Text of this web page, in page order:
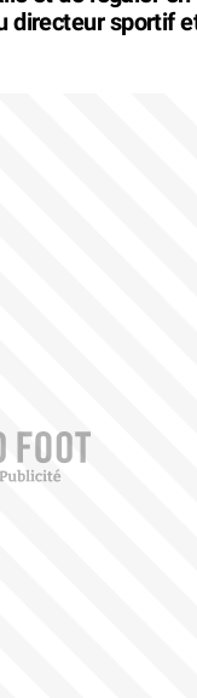
directeur sportif